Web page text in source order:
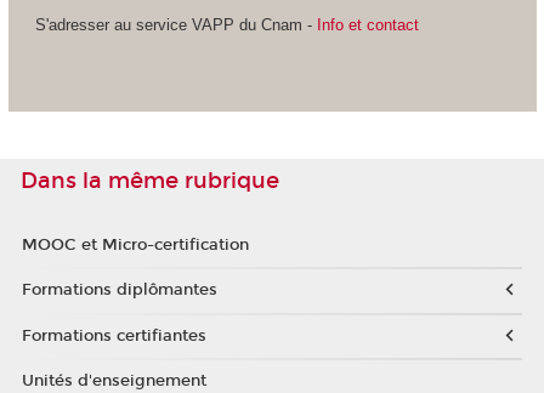
S'adresser au service VAPP du Cnam - Info et contact
Dans la même rubrique
MOOC et Micro-certification
Formations diplômantes
Formations certifiantes
Unités d'enseignement